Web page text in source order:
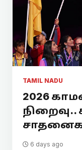
TAMIL NADU
2026
6 days ago